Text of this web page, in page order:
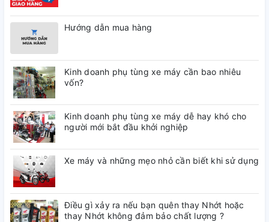
Hướng dẫn mua hàng
Kinh doanh phụ tùng xe máy cần bao nhiêu
vốn?
Kinh doanh phụ tùng xe máy dễ hay khó cho
người mới bắt đầu khởi nghiệp
Xe máy và những mẹo nhỏ cần biết khi sử dụng
Điều gì xảy ra nếu bạn quên thay Nhớt hoặc
thay Nhớt không đảm bảo chất lượng ?